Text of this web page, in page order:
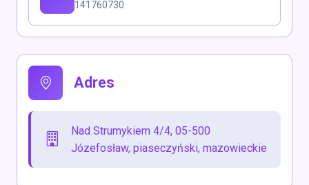
141760730
Adres
Nad Strumykiem 4/4, 05-500
Józefosław, piaseczyński, mazowieckie